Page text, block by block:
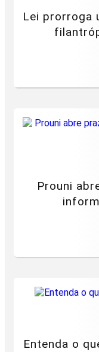
Lei prorroga
Prouni
Entenda o